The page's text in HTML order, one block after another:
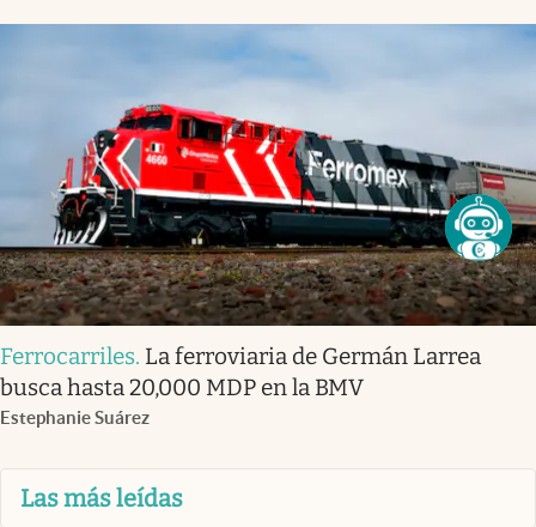
Ferrocarriles. La ferroviaria de Germán Larrea
busca hasta 20,000 MDP en la BMV
Estephanie Suárez
Las más leídas